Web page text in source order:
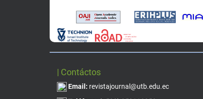
| Contáctos
Email: revistajournal@utb.edu.ec